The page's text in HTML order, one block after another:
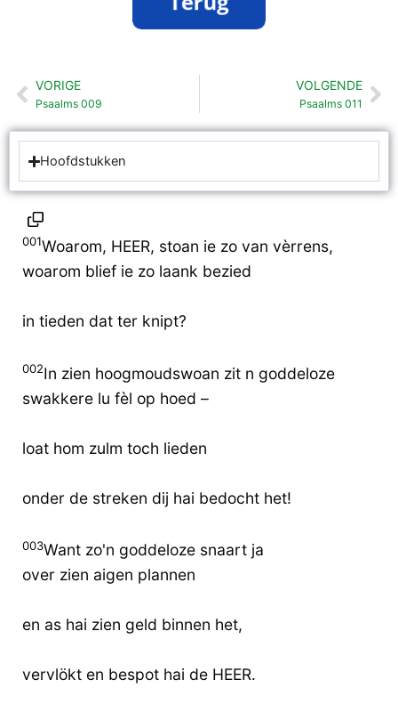
Vorige
VORIGE
Psaalms 009
VOLGENDE
Psaalms 011
Hoofdstukken
001Woarom, HEER, stoan ie zo van vèrrens,
woarom blief ie zo laank bezied
in tieden dat ter knipt?
002In zien hoogmoudswoan zit n goddeloze
swakkere lu fèl op hoed –
loat hom zulm toch lieden
onder de streken dij hai bedocht het!
003Want zo'n goddeloze snaart ja
over zien aigen plannen
en as hai zien geld binnen het,
vervlökt en bespot hai de HEER.